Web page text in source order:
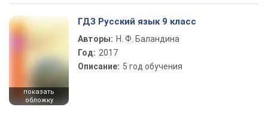
показать
обложку
ГДЗ Русский язык 9 класс
Авторы: Н. Ф. Баландина
Год: 2017
Описание: 5 год обучения